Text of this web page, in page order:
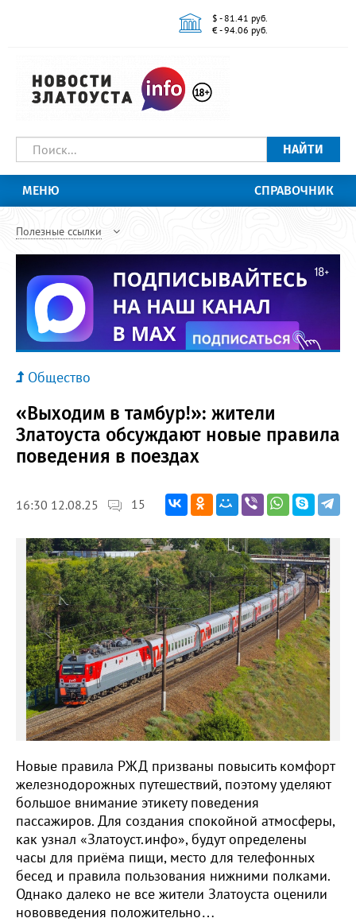
$ - 81.41 руб.
€ - 94.06 руб.
НАЙТИ
МЕНЮ СПРАВОЧНИК
Полезные ссылки
Общество
«Выходим в тамбур!»: жители
Златоуста обсуждают новые правила
поведения в поездах
16:30 12.08.25 15
Новые правила РЖД призваны повысить комфорт
железнодорожных путешествий, поэтому уделяют
большое внимание этикету поведения
пассажиров. Для создания спокойной атмосферы,
как узнал «Златоуст.инфо», будут определены
часы для приёма пищи, место для телефонных
бесед и правила пользования нижними полками.
Однако далеко не все жители Златоуста оценили
нововведения положительно…